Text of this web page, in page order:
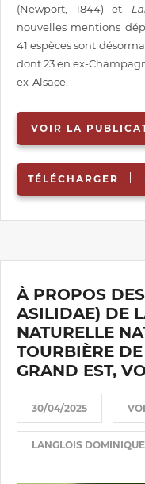
(Newport, 1844) et
nouvelles mentions
41 espèces sont
dont 23 en ex-
ex-Alsace.
VOIR LA
TÉLÉCHARGER
À PROPOS
ASILIDAE) DE
NATURELLE
TOURBIÈRE
GRAND EST,
30/04/2025
LANGLOIS DOMINIQUE